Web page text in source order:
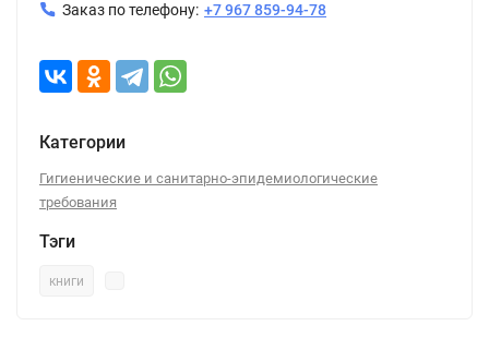
Заказ по телефону: +7 967 859-94-78
Категории
Гигиенические и санитарно-эпидемиологические
требования
Тэги
книги